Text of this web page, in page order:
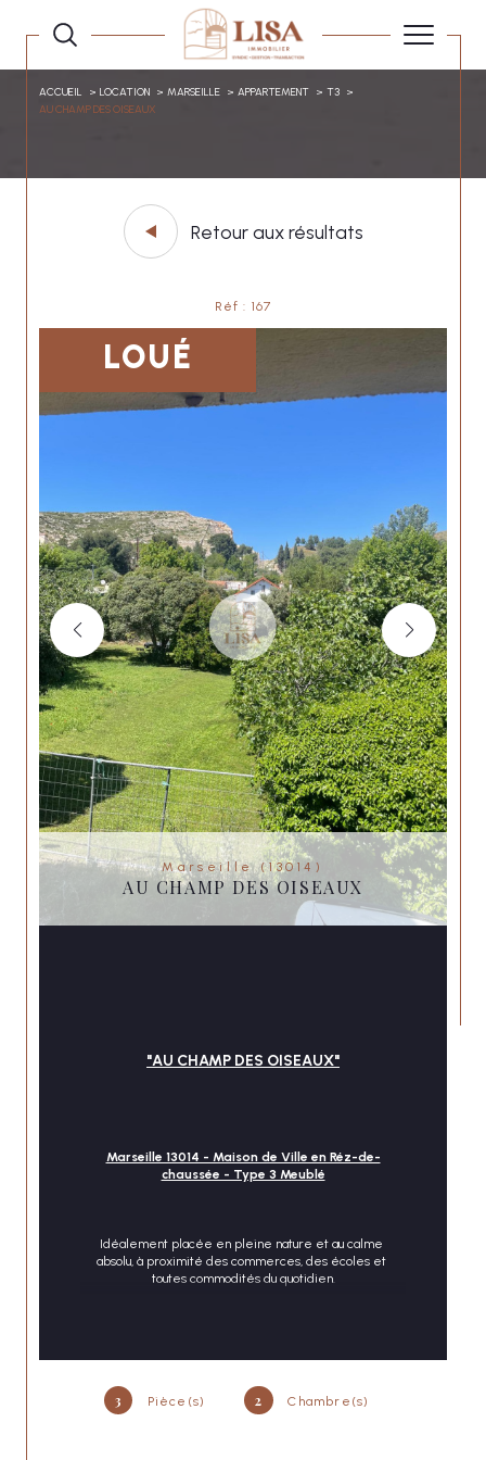
ACCUEIL LOCATION MARSEILLE APPARTEMENT
T3
AU CHAMP DES OISEAUX
Retour aux résultats
Réf : 167
LOUÉ
Marseille (13014)
AU CHAMP DES OISEAUX
3 Pièce(s) 2 Chambre(s)
"AU CHAMP DES OISEAUX"
Marseille 13014 - Maison de Ville en Réz-de-
chaussée - Type 3 Meublé
Idéalement placée en pleine nature et au calme
absolu, à proximité des commerces, des écoles et
toutes commodités du quotidien.
chaussée ce charmant 3 pièces entièrement
meublé, très lumineux, rénové et chaleureux.